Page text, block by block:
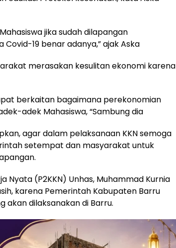
jika sudah dilapangan
19 benar adanya,” ajak Aska
merasakan kesulitan ekonomi karena
berkaitan bagaimana perekonomian
adek Mahasiswa, “Sambung dia
agar dalam pelaksanaan KKN semoga
setempat dan masyarakat untuk
Nyata (P2KKN) Unhas, Muhammad Kurnia
karena Pemerintah Kabupaten Barru
akan dilaksanakan di Barru.